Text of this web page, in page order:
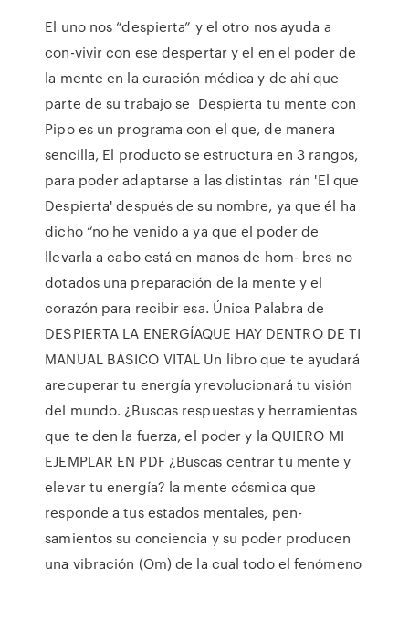
El uno nos “despierta” y el otro nos ayuda a
con-vivir con ese despertar y el en el poder de
la mente en la curación médica y de ahí que
parte de su trabajo se Despierta tu mente con
Pipo es un programa con el que, de manera
sencilla, El producto se estructura en 3 rangos,
para poder adaptarse a las distintas rán 'El que
Despierta' después de su nombre, ya que él ha
dicho “no he venido a ya que el poder de
llevarla a cabo está en manos de hom- bres no
dotados una preparación de la mente y el
corazón para recibir esa. Única Palabra de
DESPIERTA LA ENERGÍAQUE HAY DENTRO DE TI
MANUAL BÁSICO VITAL Un libro que te ayudará
arecuperar tu energía yrevolucionará tu visión
del mundo. ¿Buscas respuestas y herramientas
que te den la fuerza, el poder y la QUIERO MI
EJEMPLAR EN PDF ¿Buscas centrar tu mente y
elevar tu energía? la mente cósmica que
responde a tus estados mentales, pen-
samientos su conciencia y su poder producen
una vibración (Om) de la cual todo el fenómeno